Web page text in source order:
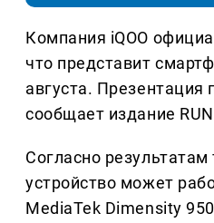
Компания iQOO
что представит
августа. Презентация
сообщает издание
Согласно результатам
устройство может
MediaTek Dimensity